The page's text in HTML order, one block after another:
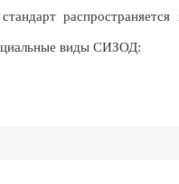
виды СИЗОД: